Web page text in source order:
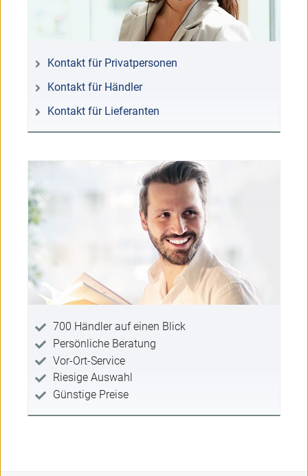
Kontakt für Privatpersonen
Kontakt für Händler
Kontakt für Lieferanten
700 Händler auf einen Blick
Persönliche Beratung
Vor-Ort-Service
Riesige Auswahl
Günstige Preise